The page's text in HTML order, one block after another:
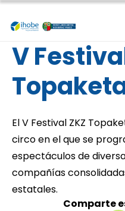
Pasar al contenido
V
El V Festival ZKZ
circo en el que se
espectáculos de
compañías
estatales.
Comparte